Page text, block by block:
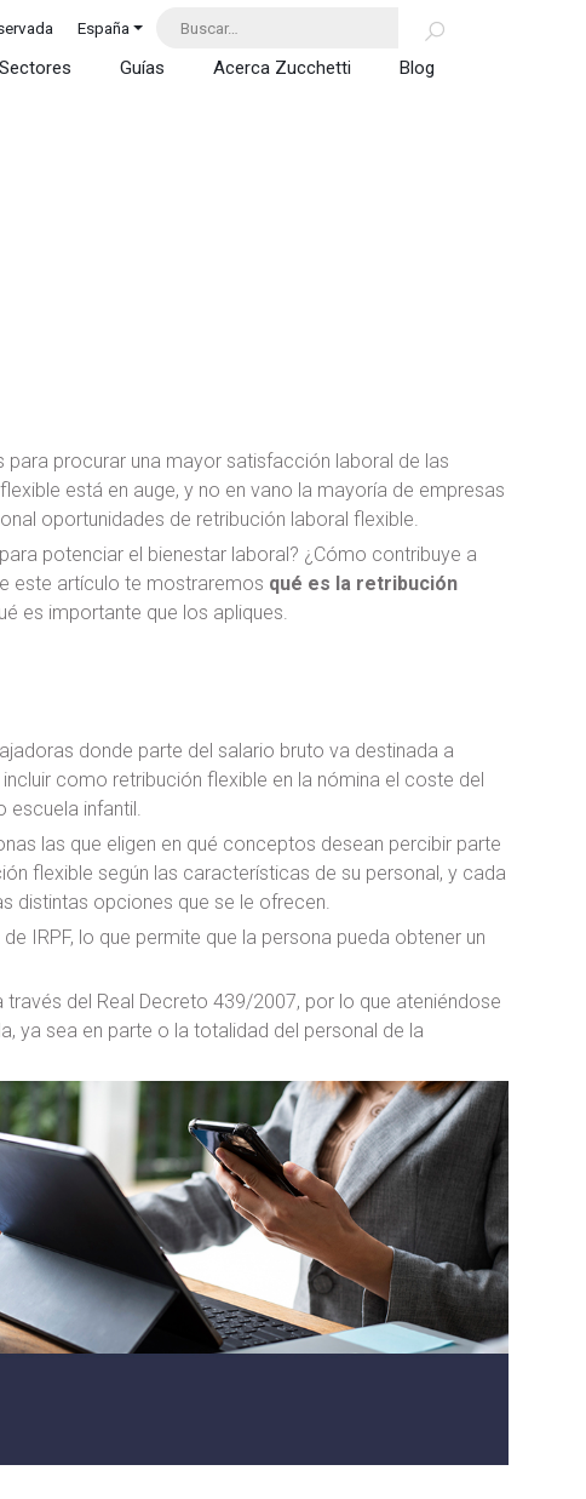
España
Sectores Guías Acerca Zucchetti Blog
procurar una mayor satisfacción laboral de las
está en auge, y no en vano la mayoría de empresas
oportunidades de retribución laboral flexible.
potenciar el bienestar laboral? ¿Cómo contribuye a
este artículo te mostraremos qué es la retribución
es importante que los apliques.
donde parte del salario bruto va destinada a
como retribución flexible en la nómina el coste del
escuela infantil.
las que eligen en qué conceptos desean percibir parte
flexible según las características de su personal, y cada
distintas opciones que se le ofrecen.
IRPF, lo que permite que la persona pueda obtener un
del Real Decreto 439/2007, por lo que ateniéndose
ya sea en parte o la totalidad del personal de la